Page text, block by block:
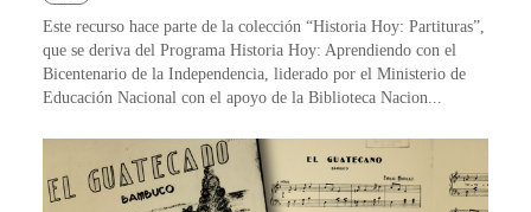
Este recurso hace parte de la colección “Historia Hoy: Partituras”,
que se deriva del Programa Historia Hoy: Aprendiendo con el
Bicentenario de la Independencia, liderado por el Ministerio de
Educación Nacional con el apoyo de la Biblioteca Nacion...